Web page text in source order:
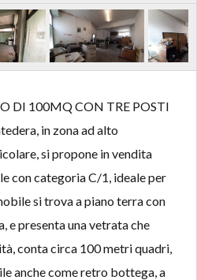
DI 100MQ CON TRE POSTI
in zona ad alto
si propone in vendita
con categoria C/1, ideale per
si trova a piano terra con
e presenta una vetrata che
conta circa 100 metri quadri,
anche come retro bottega, a